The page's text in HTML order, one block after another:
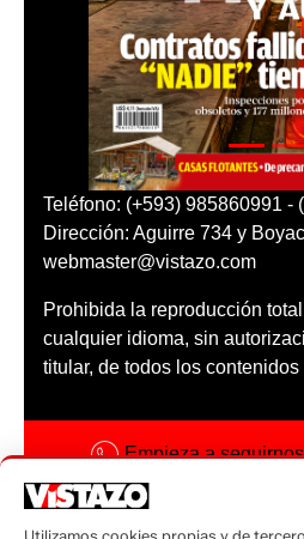
Teléfono: (+593) 985860991 -
Dirección: Aguirre 734 y
webmaster@vistazo.com
Prohibida la reproducción
cualquier idioma, sin
titular, de todos los
Empieza a